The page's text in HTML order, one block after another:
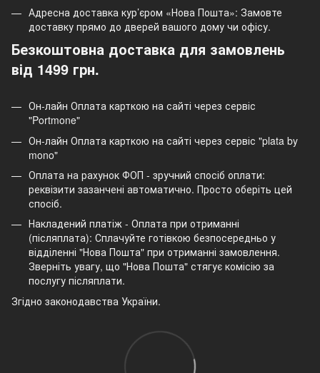
Адресна доставка кур’єром «Нова Пошта»: Замовте
доставку прямо до дверей вашого дому чи офісу.
Безкоштовна доставка для замовлень
від 1499 грн.
Он-лайн Оплата карткою на сайті через сервіс
"Portmone"
Он-лайн Оплата карткою на сайті через сервіс "plata by
mono"
Оплата на рахунок ФОП - зручний спосіб оплати:
реквізити зазанчені автоматично. Просто оберіть цей
спосіб.
Накладений платіж - Оплата при отриманні
(післяплата): Сплачуйте готівкою безпосередньо у
відділенні "Нова Пошта" при отриманні замовлення.
Зверніть увагу, що "Нова Пошта" стягує комісію за
послугу післяплати.
Згідно законодавства України.